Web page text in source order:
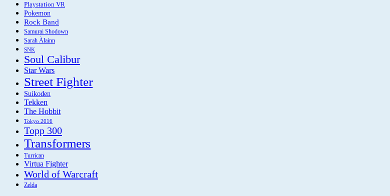
Playstation VR
Pokemon
Rock Band
Samurai Shodown
Sarah Àlainn
SNK
Soul Calibur
Star Wars
Street Fighter
Suikoden
Tekken
The Hobbit
Tokyo 2016
Topp 300
Transformers
Turrican
Virtua Fighter
World of Warcraft
Zelda